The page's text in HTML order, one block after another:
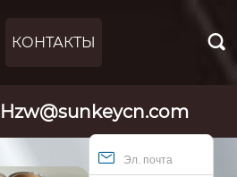
КОНТАКТЫ 
Hzw@sunkeycn.com
Эл. почта